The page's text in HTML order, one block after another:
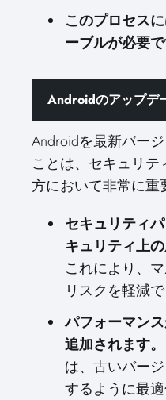
このプロセス
ーブルが必要で
Androidのアップデ
Androidを最新バー
ことは、セキュリ
方において非常に重
セキュリティ
キュリティ上
これにより、
リスクを軽減で
パフォーマン
追加されます。
は、古いバー
するように最適